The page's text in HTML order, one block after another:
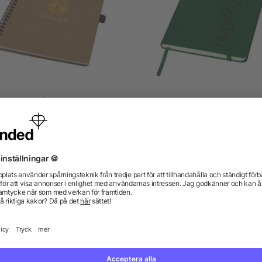
A5 tråd-o återvunnen
anteckningsbok med
mineralpapper
från 12,73 kr
Classic office
från 21,72 kr
Vi har svaren.